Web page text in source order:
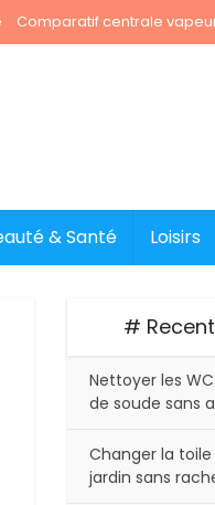
Comparatif centrale
& Santé Loisirs
#
Nettoyer les
de soude sans
Changer la toile
jardin sans